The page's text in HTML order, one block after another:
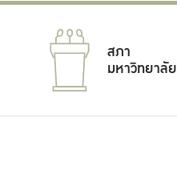
สภา
มหาวิทยาลัย